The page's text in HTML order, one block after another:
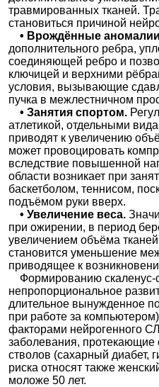
травмированных тканей.
становиться причиной
• Врождённые
дополнительного ребра,
соединяющей ребро и
ключицей и верхними
условия, вызывающие
пучка в межлестничном
• Занятия спортом.
атлетикой, отдельными
приводят к увеличению
может провоцировать
вследствие повышенной
области возникает при
баскетболом, теннисом,
подъёмом руки вверх.
• Увеличение веса.
при ожирении, в период
увеличением объёма
становится уменьшение
приводящее к
Формированию скаленус-
непропорциональное
длительное вынужденное
при работе за
факторами нейрогенного
заболевания,
стволов (сахарный диабет,
риска относят также
моложе 50 лет.